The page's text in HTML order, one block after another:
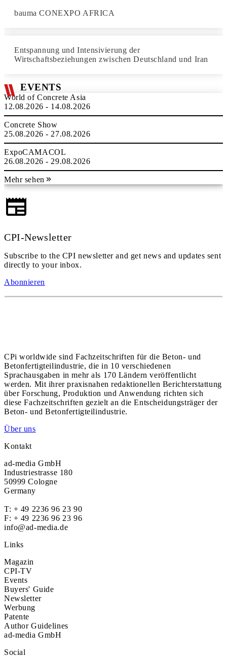
bauma CONEXPO AFRICA
Entspannung und Intensivierung der
Wirtschaftsbeziehungen zwischen Deutschland und Iran
EVENTS
World of Concrete Asia
12.08.2026 - 14.08.2026
Concrete Show
25.08.2026 - 27.08.2026
ExpoCAMACOL
26.08.2026 - 29.08.2026
Mehr sehen
CPI-Newsletter
Subscribe to the CPI newsletter and get news and updates sent
directly to your inbox.
Abonnieren
CPi worldwide sind Fachzeitschriften für die Beton- und
Betonfertigteilindustrie, die in 10 verschiedenen
Sprachausgaben in mehr als 170 Ländern veröffentlicht
werden. Mit ihrer praxisnahen redaktionellen Berichterstattung
über Forschung, Produktion und Anwendung richten sich
diese Fachzeitschriften gezielt an die Entscheidungsträger der
Beton- und Betonfertigteilindustrie.
Über uns
Kontakt
ad-media GmbH
Industriestrasse 180
50999 Cologne
Germany
T: + 49 2236 96 23 90
F: + 49 2236 96 23 96
info@ad-media.de
Links
Magazin
CPI-TV
Events
Buyers' Guide
Newsletter
Werbung
Patente
Author Guidelines
ad-media GmbH
Social